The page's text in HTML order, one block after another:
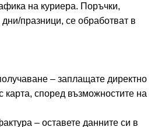
на куриера. Поръчки,
празници, се обработват в
– заплащате директно
карта, според възможностите на
– оставете данните си в